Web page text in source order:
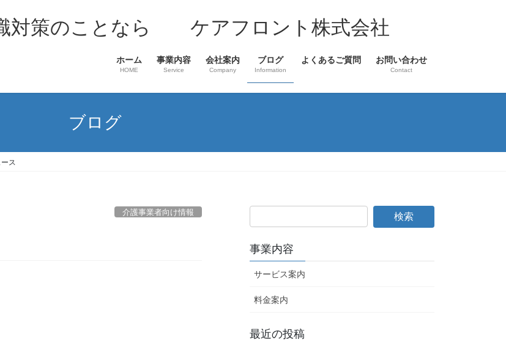
対策のことなら ケアフロント株式会社
ホーム
HOME
事業内容
Service
会社案内
Company
ブログ
Information
よくあるご質問 お問い合わせ
Contact
ブログ
ス
介護事業者向け情報
事業内容
サービス案内
料金案内
最近の投稿